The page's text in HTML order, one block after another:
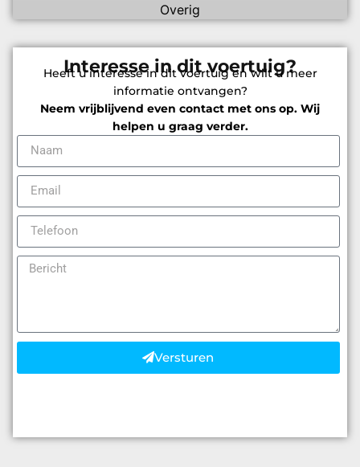
Overig
Interesse in dit voertuig?
Heeft u interesse in dit voertuig en wilt u meer
informatie ontvangen?
Neem vrijblijvend even contact met ons op. Wij
helpen u graag verder.
Versturen